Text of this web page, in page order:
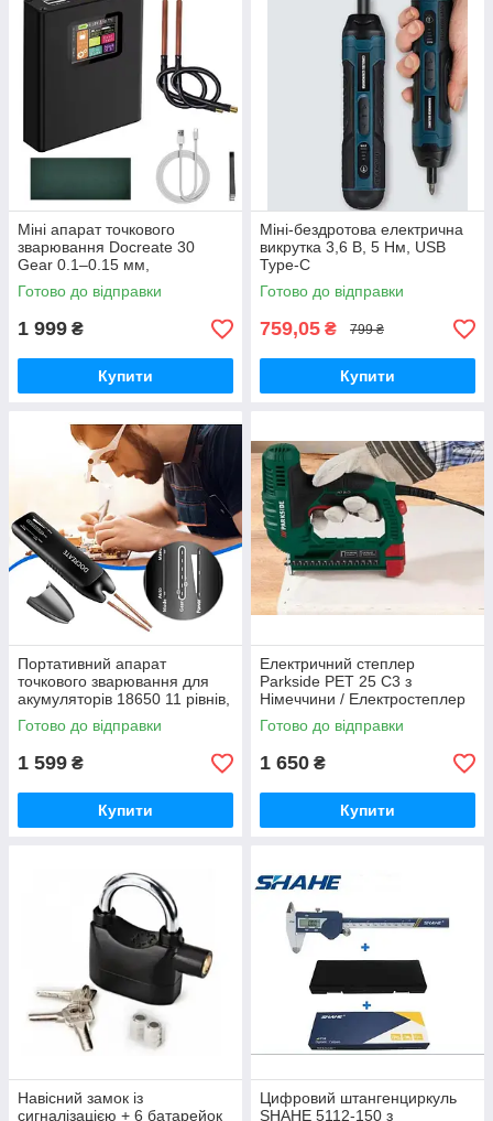
Міні апарат точкового
зварювання Docreate 30
Gear 0.1–0.15 мм,
портативний спот-зварювач
для нікелевих стрічок, чорний
Готово до відправки
1 999 ₴
Купити
Міні-бездротова електрична
викрутка 3,6 В, 5 Нм, USB
Type-C
Готово до відправки
759,05 ₴ 799 ₴
Купити
Портативний апарат
точкового зварювання для
акумуляторів 18650 11 рівнів,
міні спот-зварювач для
нікелевих стрічок
Готово до відправки
1 599 ₴
Купити
Електричний степлер
Parkside PET 25 C3 з
Німеччини / Електростеплер
мережевий 70 Вт
Готово до відправки
1 650 ₴
Купити
Навісний замок із
сигналізацією + 6 батарейок
Цифровий штангенциркуль
SHAHE 5112-150 з